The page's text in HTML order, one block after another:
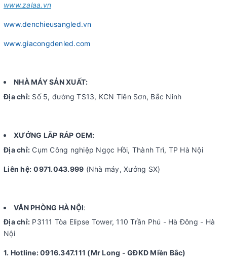
www.zalaa.vn
www.denchieusangled.vn
www.giacongdenled.com
NHÀ MÁY SẢN XUẤT:
Địa chỉ: Số 5, đường TS13, KCN Tiên Sơn, Bắc Ninh
XƯỞNG LẮP RÁP OEM:
Địa chỉ: Cụm Công nghiệp Ngọc Hồi, Thành Trì, TP Hà Nội
Liên hệ: 0971.043.999 (Nhà máy, Xưởng SX)
VĂN PHÒNG HÀ NỘI:
Địa chỉ: P3111 Tòa Elipse Tower, 110 Trần Phú - Hà Đông - Hà
Nội
1. Hotline: 0916.347.111 (Mr Long - GĐKD Miền Bắc)